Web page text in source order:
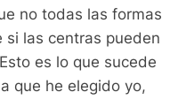
no todas las formas
si las centras pueden
es lo que sucede
que he elegido yo,